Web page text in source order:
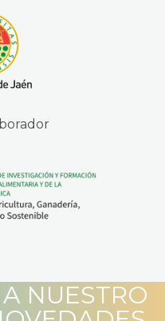
NUESTRO